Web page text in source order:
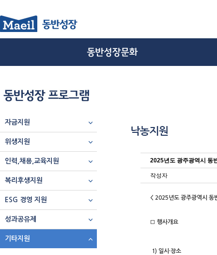
자금지원
위생지원
인력,채용,교육지원
복리후생지원
ESG 경영 지원
성과공유제
기타지원
2025년도 광주광역시 동
작성자
< 2025년도 광주광역시 동
□ 행사개요
1) 일시·장소